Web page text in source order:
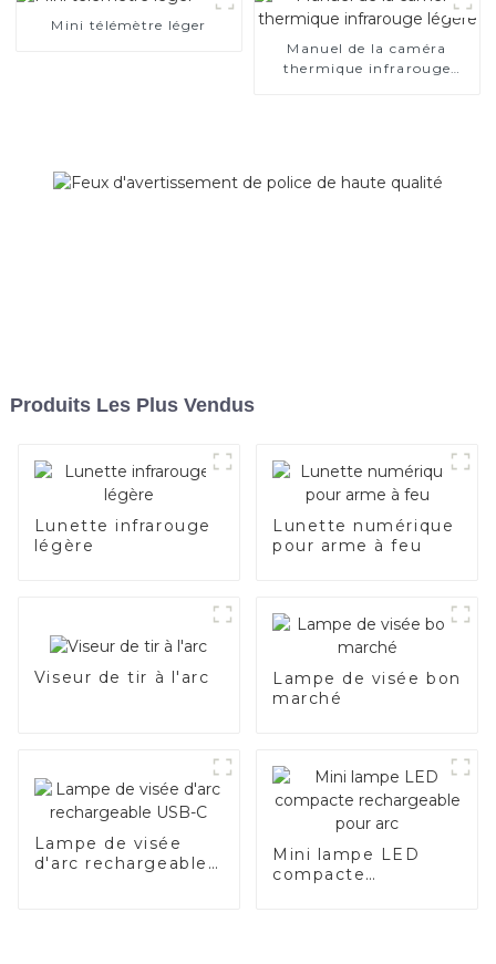
Mini télémètre léger
Manuel de la caméra
thermique infrarouge
Produits Les Plus Vendus
Lunette infrarouge
légère
Lunette numérique
pour arme à feu
Viseur de tir à l'arc
Lampe de visée bon
marché
Lampe de visée
d'arc rechargeable
Mini lampe LED
compacte